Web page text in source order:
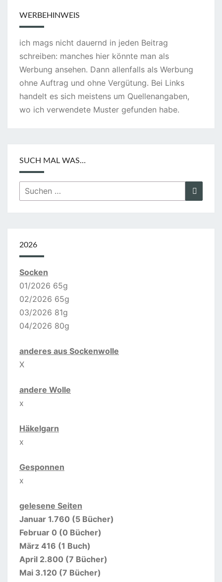
WERBEHINWEIS
ich mags nicht dauernd in jeden Beitrag
schreiben: manches hier könnte man als
Werbung ansehen. Dann allenfalls als Werbung
ohne Auftrag und ohne Vergütung. Bei Links
handelt es sich meistens um Quellenangaben,
wo ich verwendete Muster gefunden habe.
SUCH MAL WAS…
Suchen
nach:
2026
Socken
01/2026 65g
02/2026 65g
03/2026 81g
04/2026 80g
anderes aus Sockenwolle
X
andere Wolle
x
Häkelgarn
x
Gesponnen
x
gelesene Seiten
Januar 1.760 (5 Bücher)
Februar 0 (0 Bücher)
März 416 (1 Buch)
April 2.800 (7 Bücher)
Mai 3.120 (7 Bücher)